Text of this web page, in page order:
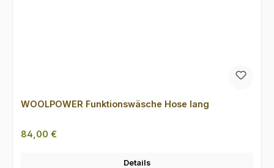
WOOLPOWER Funktionswäsche Hose lang
Regulärer Preis:
84,00 €
Details